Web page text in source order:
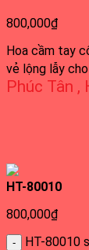
800,000₫
Hoa cầm tay
vẻ lộng lẫy
Phúc Tân ,
HT-80010
800,000₫
HT-80010